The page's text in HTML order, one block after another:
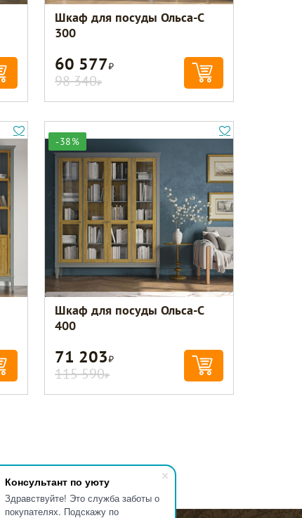
Консультант по уюту
Здравствуйте! Это служба заботы о
покупателях. Подскажу по
Шкаф для посуды Ольса-С
300
60 577Р
98 340Р
-38%
Шкаф для посуды Ольса-С
400
71 203Р
115 590Р